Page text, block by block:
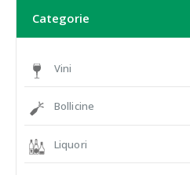
Categorie
Vini
Bollicine
Liquori